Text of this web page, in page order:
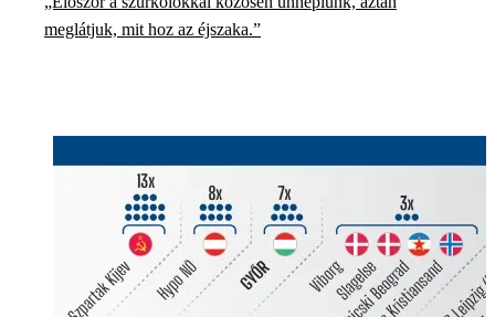
meglátjuk, mit hoz az éjszaka.”